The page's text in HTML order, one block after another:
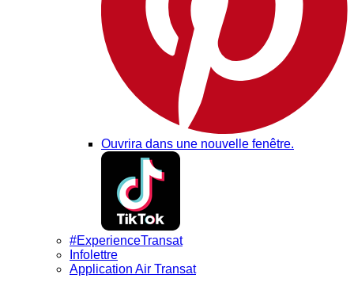
Ouvrira dans une nouvelle fenêtre.
#ExperienceTransat
Infolettre
Application Air Transat